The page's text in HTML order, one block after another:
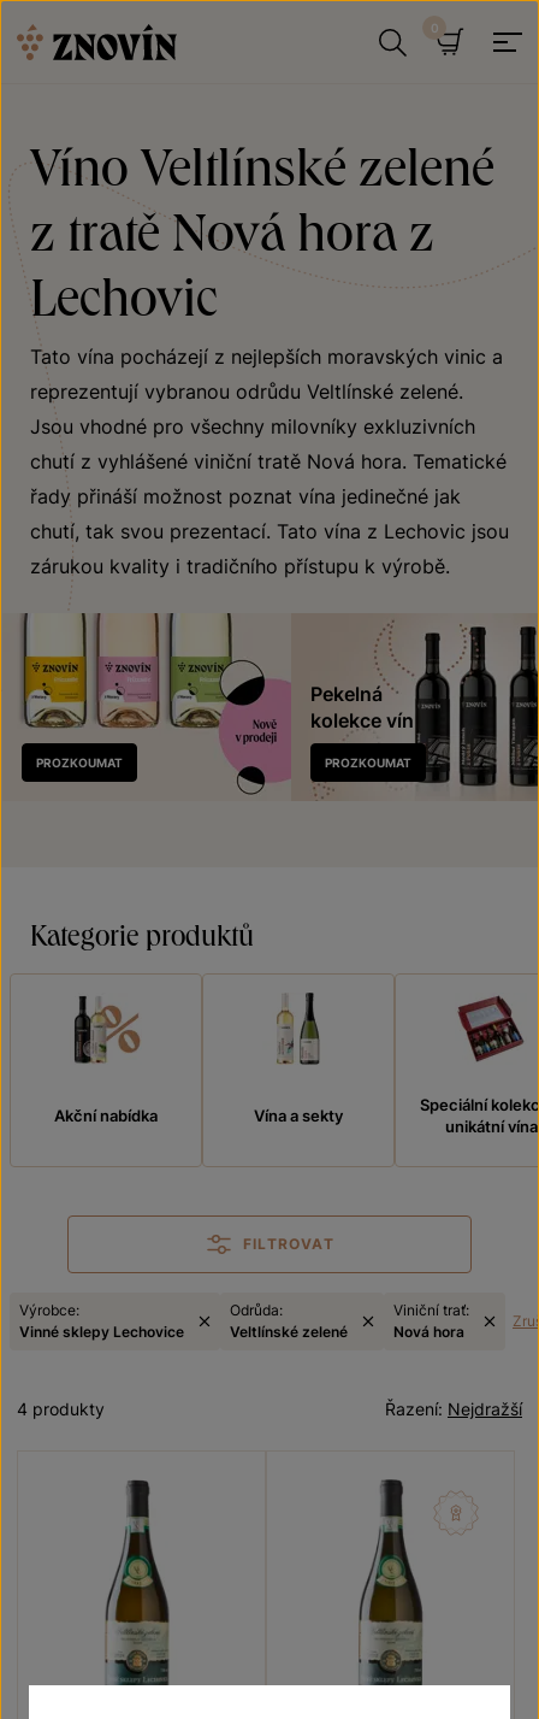
Víno Veltlínské zelené
z tratě Nová hora z
Lechovic
Tato vína pocházejí z nejlepších moravských vinic a
reprezentují vybranou odrůdu Veltlínské zelené.
Jsou vhodné pro všechny milovníky exkluzivních
chutí z vyhlášené viniční tratě Nová hora. Tematické
řady přináší možnost poznat vína jedinečné jak
chutí, tak svou prezentací. Tato vína z Lechovic jsou
zárukou kvality i tradičního přístupu k výrobě.
Nově
v prodeji
PROZKOUMAT
Pekelná
kolekce vín
PROZKOUMAT
Kategorie produktů
Akční nabídka Vína a sekty
Speciální
unikátní vína
FILTROVAT
Výrobce:
Vinné sklepy Lechovice
Odrůda:
Veltlínské zelené
Viniční trať:
Nová hora
Nejdražší
Řazení:
4 produkty